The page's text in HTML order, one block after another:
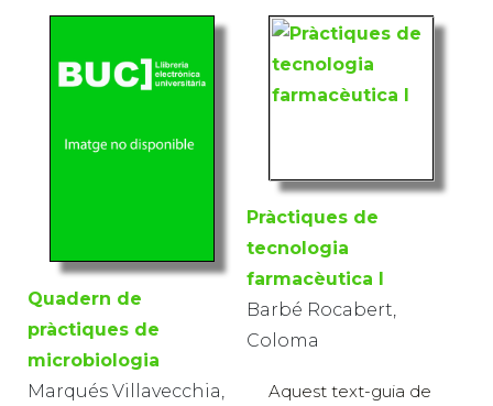
Quadern de
pràctiques de
microbiologia
Marqués Villavecchia,
Pràctiques de
tecnologia
farmacèutica I
Barbé Rocabert,
Coloma
Aquest text-guia de